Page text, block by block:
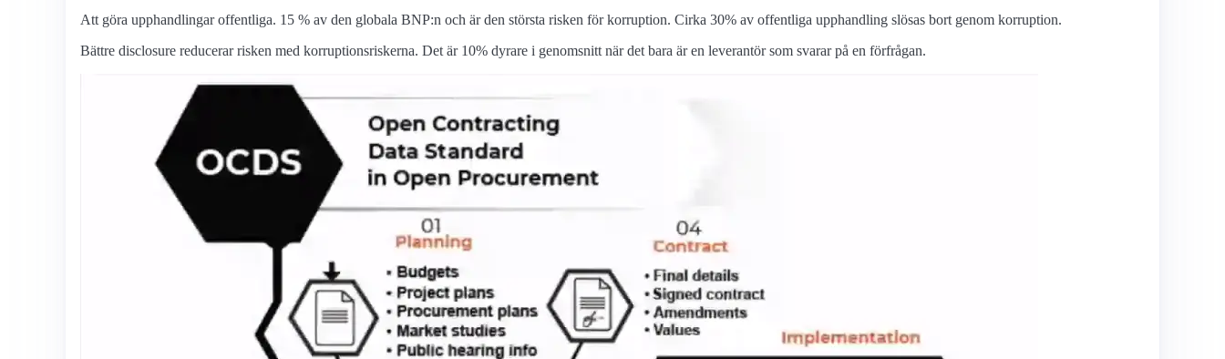
Att göra upphandlingar offentliga. 15 % av den globala BNP:n och är den största risken för korruption. Cirka 30% av offentliga upphandling slösas bort genom korruption.
Bättre disclosure reducerar risken med korruptionsriskerna. Det är 10% dyrare i genomsnitt när det bara är en leverantör som svarar på en förfrågan.